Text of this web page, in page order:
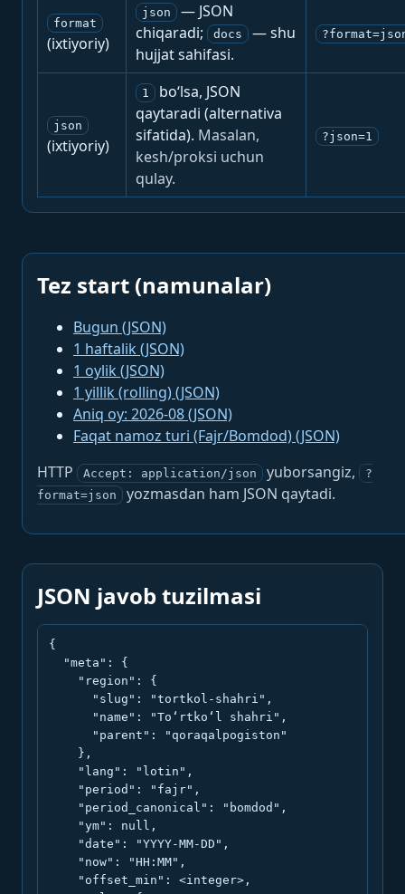
format
(ixtiyoriy)
json
— JSON
chiqaradi;
docs
— shu
hujjat sahifasi.
json
(ixtiyoriy)
1
bo‘lsa, JSON
qaytaradi (alternativa
sifatida). Masalan,
kesh/proksi uchun
qulay.
?json=1
Tez start (namunalar)
Bugun (JSON)
1 haftalik (JSON)
1 oylik (JSON)
1 yillik (rolling) (JSON)
Aniq oy: 2026-08 (JSON)
Faqat namoz turi (Fajr/Bomdod) (JSON)
HTTP
Accept: application/json yuborsangiz,
?
format=json
yozmasdan ham JSON qaytadi.
JSON javob tuzilmasi
{
  "meta": {
    "region": {
      "slug": "tortkol-shahri",
      "name": "To‘rtko‘l shahri",
      "parent": "qoraqalpogiston"
    },
    "lang": "lotin",
    "period": "fajr",
    "period_canonical": "bomdod",
    "ym": null,
    "date": "YYYY-MM-DD",
    "now": "HH:MM",
    "offset_min": <integer>,